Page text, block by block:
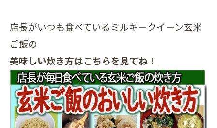
店長がいつも食べているミルキークイーン玄米
ご飯の
美味しい炊き方はこちらを見てね！